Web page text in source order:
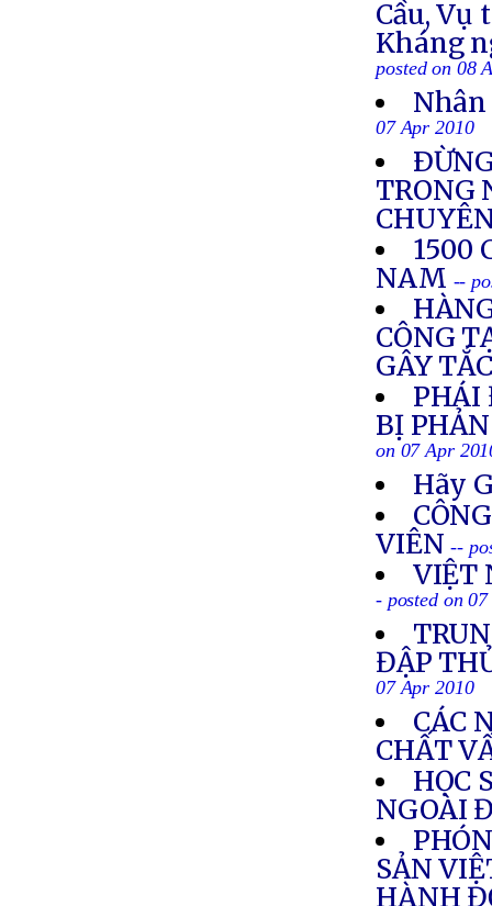
Cầu,
Kháng
posted on 08
07 Apr 2010
TRONG
1500
NAM --
CÔNG
GÂY
PHÁI
BỊ
on 07 Apr
Hãy
VIÊN --
VIỆT
- posted on
ĐẬP
07 Apr 2010
CÁC
CHẤT
HỌC
NGOÀI
SẢN
HÀNH